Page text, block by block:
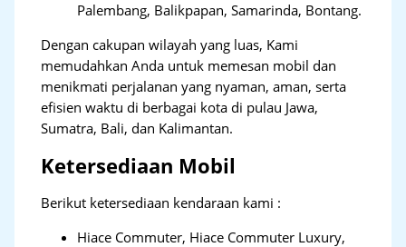
Palembang, Balikpapan, Samarinda, Bontang.
Dengan cakupan wilayah yang luas, Kami
memudahkan Anda untuk memesan mobil dan
menikmati perjalanan yang nyaman, aman, serta
efisien waktu di berbagai kota di pulau Jawa,
Sumatra, Bali, dan Kalimantan.
Ketersediaan Mobil
Berikut ketersediaan kendaraan kami :
Hiace Commuter, Hiace Commuter Luxury,